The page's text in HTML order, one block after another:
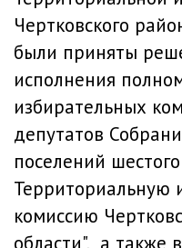
Чертковского
были приняты
исполнения
избирательных
депутатов
поселений
Территориальную
комиссию
области", а также